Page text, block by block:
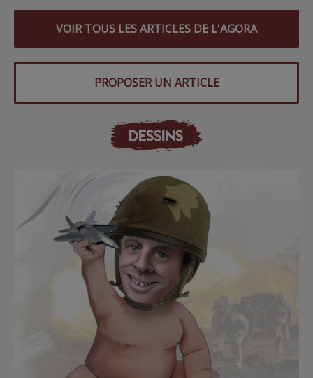
VOIR TOUS LES ARTICLES DE L'AGORA
PROPOSER UN ARTICLE
DESSINS